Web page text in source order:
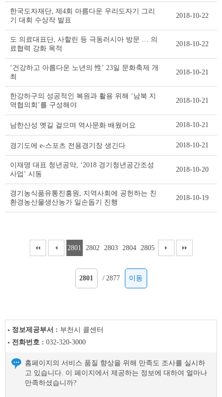
스
트
테
이
블
한국도자재단, 제4회 아름다운 우리도자기 그리
기 대회 수상작 발표
2018-10-22
도 의료대표단, 사할린 등 극동러시아 방문 … 의
료협력 강화 목적
2018-10-22
‘건강하고 아름다운 노년의 性’ 23일 문화축제 개
최
2018-10-21
한강하구의 성공적인 복원과 활용 위해 ‘남북 지
역협의회’를 구성해야
2018-10-21
남한산성 옛길 걸으며 역사문화 배웠어요 2018-10-21
경기도에 e-스포츠 전용경기장 생긴다 2018-10-21
이재명 대표 청년공약, ‘2018 경기청년공간조성
사업’ 시동
2018-10-20
경기농식품유통진흥원, 지역사회에 공헌하는 친
환경농산물생산농가 일손돕기 진행
2018-10-19
2801 2802 2803 2804 2805
/ 2877 이동
정보제공부서 : 부천시 콜센터
전화번호 : 032-320-3000
홈페이지의 서비스 품질 향상을 위해 만족도 조사를 실시하
고 있습니다. 이 페이지에서 제공하는 정보에 대하여 얼마나
만족하셨습니까?